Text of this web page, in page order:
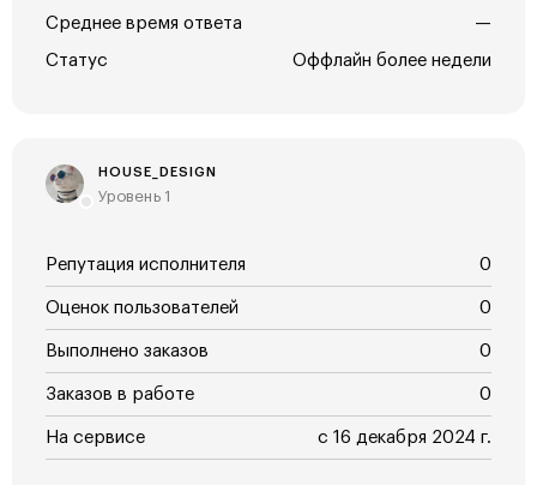
Среднее время ответа —
Статус Оффлайн более недели
HOUSE_DESIGN
Уровень 1
Репутация исполнителя 0
Оценок пользователей 0
Выполнено заказов 0
Заказов в работе 0
На сервисе с 16 декабря 2024 г.